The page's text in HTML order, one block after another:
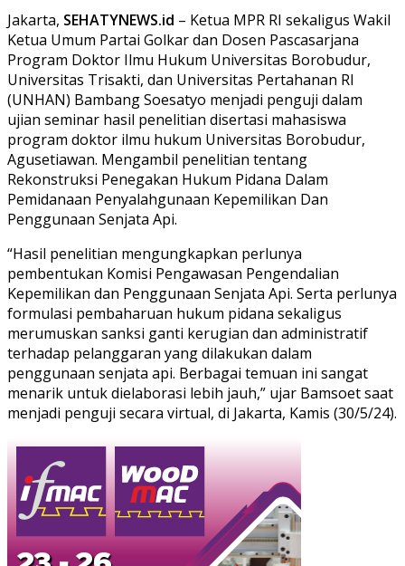
Jakarta, SEHATYNEWS.id – Ketua MPR RI sekaligus Wakil
Ketua Umum Partai Golkar dan Dosen Pascasarjana
Program Doktor Ilmu Hukum Universitas Borobudur,
Universitas Trisakti, dan Universitas Pertahanan RI
(UNHAN) Bambang Soesatyo menjadi penguji dalam
ujian seminar hasil penelitian disertasi mahasiswa
program doktor ilmu hukum Universitas Borobudur,
Agusetiawan. Mengambil penelitian tentang
Rekonstruksi Penegakan Hukum Pidana Dalam
Pemidanaan Penyalahgunaan Kepemilikan Dan
Penggunaan Senjata Api.
“Hasil penelitian mengungkapkan perlunya
pembentukan Komisi Pengawasan Pengendalian
Kepemilikan dan Penggunaan Senjata Api. Serta perlunya
formulasi pembaharuan hukum pidana sekaligus
merumuskan sanksi ganti kerugian dan administratif
terhadap pelanggaran yang dilakukan dalam
penggunaan senjata api. Berbagai temuan ini sangat
menarik untuk dielaborasi lebih jauh,” ujar Bamsoet saat
menjadi penguji secara virtual, di Jakarta, Kamis (30/5/24).